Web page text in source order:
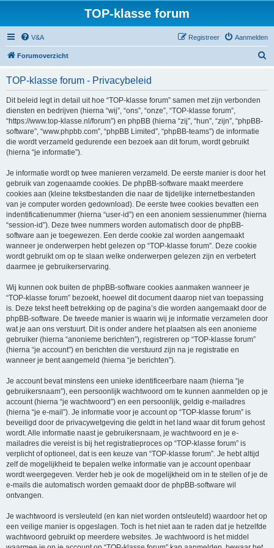
TOP-klasse forum
V&A Aanmelden
Registreer
Forumoverzicht
TOP-klasse forum - Privacybeleid
Dit beleid legt in detail uit hoe “TOP-klasse forum” samen met zijn verbonden
diensten en bedrijven (hierna “wij”, “ons”, “onze”, “TOP-klasse forum”,
“https://www.top-klasse.nl/forum”) en phpBB (hierna “zij”, “hun”, “zijn”, “phpBB-
software”, “www.phpbb.com”, “phpBB Limited”, “phpBB-teams”) de informatie
die wordt verzameld gedurende een bezoek aan dit forum, wordt gebruikt
(hierna “je informatie”).
Je informatie wordt op twee manieren verzameld. De eerste manier is door het
gebruik van zogenaamde cookies. De phpBB-software maakt meerdere
cookies aan (kleine tekstbestanden die naar de tijdelijke internetbestanden
van je computer worden gedownload). De eerste twee cookies bevatten een
indentificatienummer (hierna “user-id”) en een anoniem sessienummer (hierna
“session-id”). Deze twee nummers worden automatisch door de phpBB-
software aan je toegewezen. Een derde cookie zal worden aangemaakt
wanneer je onderwerpen hebt gelezen op “TOP-klasse forum”. Deze cookie
wordt gebruikt om op te slaan welke onderwerpen gelezen zijn en verbetert
daarmee je gebruikerservaring.
Wij kunnen ook buiten de phpBB-software cookies aanmaken wanneer je
“TOP-klasse forum” bezoekt, hoewel dit document daarop niet van toepassing
is. Deze tekst heeft betrekking op de pagina’s die worden aangemaakt door de
phpBB-software. De tweede manier is waarin wij je informatie verzamelen door
wat je aan ons verstuurt. Dit is onder andere het plaatsen als een anonieme
gebruiker (hierna “anonieme berichten”), registreren op “TOP-klasse forum”
(hierna “je account”) en berichten die verstuurd zijn na je registratie en
wanneer je bent aangemeld (hierna “je berichten”).
Je account bevat minstens een unieke identificeerbare naam (hierna “je
gebruikersnaam”), een persoonlijk wachtwoord om te kunnen aanmelden op je
account (hierna “je wachtwoord”) en een persoonlijk, geldig e-mailadres
(hierna “je e-mail”). Je informatie voor je account op “TOP-klasse forum” is
beveiligd door de privacywetgeving die geldt in het land waar dit forum gehost
wordt. Alle informatie naast je gebruikersnaam, je wachtwoord en je e-
mailadres die vereist is bij het registratieproces op “TOP-klasse forum” is
verplicht of optioneel, dat is een keuze van “TOP-klasse forum”. Je hebt altijd
zelf de mogelijkheid te bepalen welke informatie van je account openbaar
wordt weergegeven. Verder heb je ook de mogelijkheid om in te stellen of je de
e-mails die automatisch worden gemaakt door de phpBB-software wil
ontvangen.
Je wachtwoord is versleuteld (en kan niet worden ontsleuteld) waardoor het op
een veilige manier is opgeslagen. Toch is het niet aan te raden dat je hetzelfde
wachtwoord gebruikt op meerdere websites. Je wachtwoord is het middel